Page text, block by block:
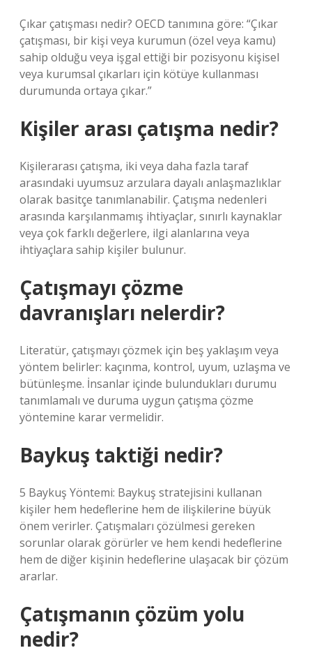
Çıkar çatışması nedir? OECD tanımına göre: “Çıkar
çatışması, bir kişi veya kurumun (özel veya kamu)
sahip olduğu veya işgal ettiği bir pozisyonu kişisel
veya kurumsal çıkarları için kötüye kullanması
durumunda ortaya çıkar.”
Kişiler arası çatışma nedir?
Kişilerarası çatışma, iki veya daha fazla taraf
arasındaki uyumsuz arzulara dayalı anlaşmazlıklar
olarak basitçe tanımlanabilir. Çatışma nedenleri
arasında karşılanmamış ihtiyaçlar, sınırlı kaynaklar
veya çok farklı değerlere, ilgi alanlarına veya
ihtiyaçlara sahip kişiler bulunur.
Çatışmayı çözme
davranışları nelerdir?
Literatür, çatışmayı çözmek için beş yaklaşım veya
yöntem belirler: kaçınma, kontrol, uyum, uzlaşma ve
bütünleşme. İnsanlar içinde bulundukları durumu
tanımlamalı ve duruma uygun çatışma çözme
yöntemine karar vermelidir.
Baykuş taktiği nedir?
5 Baykuş Yöntemi: Baykuş stratejisini kullanan
kişiler hem hedeflerine hem de ilişkilerine büyük
önem verirler. Çatışmaları çözülmesi gereken
sorunlar olarak görürler ve hem kendi hedeflerine
hem de diğer kişinin hedeflerine ulaşacak bir çözüm
ararlar.
Çatışmanın çözüm yolu
nedir?